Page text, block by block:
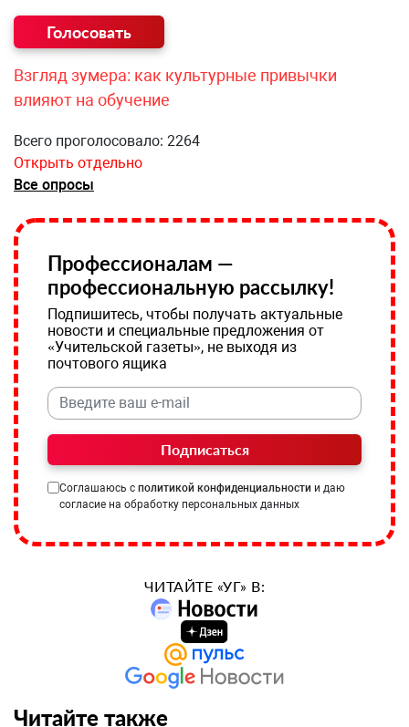
Взгляд зумера: как культурные привычки
влияют на обучение
Всего проголосовало: 2264
Открыть отдельно
Все опросы
Профессионалам —
профессиональную рассылку!
Подпишитесь, чтобы получать актуальные
новости и специальные предложения от
«Учительской газеты», не выходя из
почтового ящика
Подписаться
Соглашаюсь с политикой конфиденциальности и даю
согласие на обработку персональных данных
ЧИТАЙТЕ «УГ» В:
Читайте также